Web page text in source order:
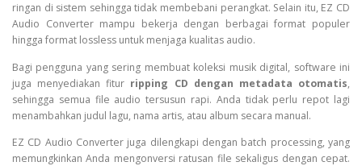
ringan di sistem sehingga tidak membebani perangkat. Selain itu, EZ CD
Audio Converter mampu bekerja dengan berbagai format populer
hingga format lossless untuk menjaga kualitas audio.
Bagi pengguna yang sering membuat koleksi musik digital, software ini
juga menyediakan fitur ripping CD dengan metadata otomatis,
sehingga semua file audio tersusun rapi. Anda tidak perlu repot lagi
menambahkan judul lagu, nama artis, atau album secara manual.
EZ CD Audio Converter juga dilengkapi dengan batch processing, yang
memungkinkan Anda mengonversi ratusan file sekaligus dengan cepat.